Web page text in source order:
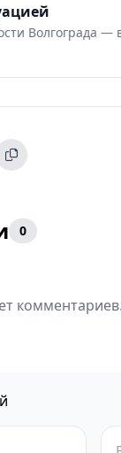
Волгограда —
0